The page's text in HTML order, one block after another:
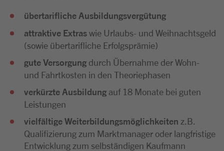
übertarifliche Ausbildungsvergütung
attraktive Extraswie Urlaubs- und Weihnachtsgeld
(sowie übertarifliche Erfolgsprämie)
gute Versorgung durch Übernahme der Wohn-
und Fahrtkosten in den Theoriephasen
verkürzte Ausbildung auf 18 Monate bei guten
Leistungen
vielfältige Weiterbildungsmöglichkeiten z.B.
Qualifizierung zum Marktmanager oder langfristige
Entwicklung zum selbständigen Kaufmann